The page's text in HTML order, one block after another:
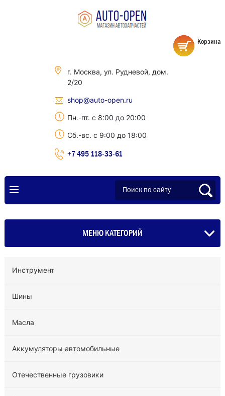
г. Москва, ул. Рудневой, дом.
2/20
shop@auto-open.ru
Пн.-пт. с 8:00 до 20:00
Сб.-вс. с 9:00 до 18:00
+7 495 118-33-61
Корзина
МЕНЮ КАТЕГОРИЙ
Инструмент
Шины
Масла
Аккумуляторы автомобильные
Отечественные грузовики